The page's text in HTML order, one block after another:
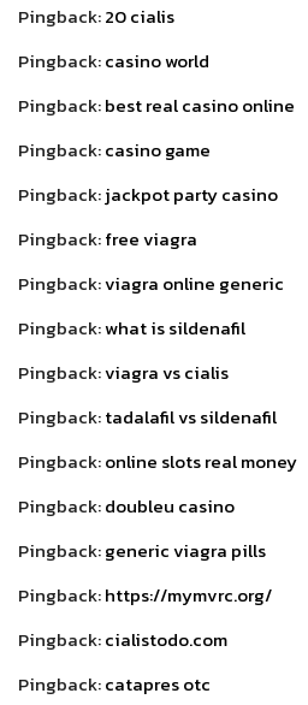
Pingback:20 cialis
Pingback:casino world
Pingback:best real casino online
Pingback:casino game
Pingback:jackpot party casino
Pingback:free viagra
Pingback:viagra online generic
Pingback:what is sildenafil
Pingback:viagra vs cialis
Pingback:tadalafil vs sildenafil
Pingback:online slots real money
Pingback:doubleu casino
Pingback:generic viagra pills
Pingback:https://mymvrc.org/
Pingback:cialistodo.com
Pingback:catapres otc